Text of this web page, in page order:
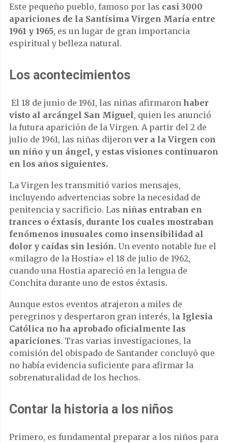
Este pequeño pueblo, famoso por las casi 3000
apariciones de la Santísima Virgen María entre
1961 y 1965, es un lugar de gran importancia
espiritual y belleza natural.
Los acontecimientos
El 18 de junio de 1961, las niñas afirmaron haber
visto al arcángel San Miguel, quien les anunció
la futura aparición de la Virgen. A partir del 2 de
julio de 1961, las niñas dijeron ver a la Virgen con
un niño y un ángel, y estas visiones continuaron
en los años siguientes.
La Virgen les transmitió varios mensajes,
incluyendo advertencias sobre la necesidad de
penitencia y sacrificio. Las niñas entraban en
trances o éxtasis, durante los cuales mostraban
fenómenos inusuales como insensibilidad al
dolor y caídas sin lesión. Un evento notable fue el
«milagro de la Hostia» el 18 de julio de 1962,
cuando una Hostia apareció en la lengua de
Conchita durante uno de estos éxtasis.
Aunque estos eventos atrajeron a miles de
peregrinos y despertaron gran interés, la Iglesia
Católica no ha aprobado oficialmente las
apariciones. Tras varias investigaciones, la
comisión del obispado de Santander concluyó que
no había evidencia suficiente para afirmar la
sobrenaturalidad de los hechos.
Contar la historia a los niños
Primero, es fundamental preparar a los niños para